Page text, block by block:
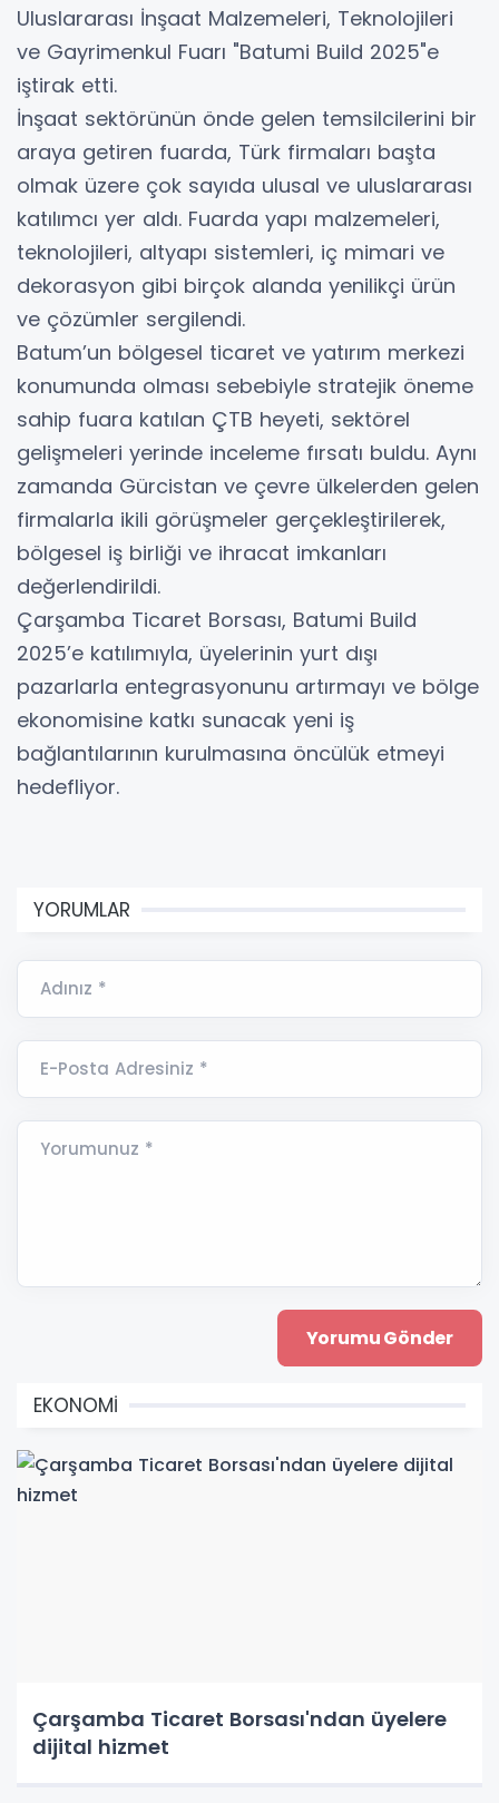
Uluslararası İnşaat Malzemeleri, Teknolojileri
ve Gayrimenkul Fuarı "Batumi Build 2025"e
iştirak etti.
İnşaat sektörünün önde gelen temsilcilerini bir
araya getiren fuarda, Türk firmaları başta
olmak üzere çok sayıda ulusal ve uluslararası
katılımcı yer aldı. Fuarda yapı malzemeleri,
teknolojileri, altyapı sistemleri, iç mimari ve
dekorasyon gibi birçok alanda yenilikçi ürün
ve çözümler sergilendi.
Batum’un bölgesel ticaret ve yatırım merkezi
konumunda olması sebebiyle stratejik öneme
sahip fuara katılan ÇTB heyeti, sektörel
gelişmeleri yerinde inceleme fırsatı buldu. Aynı
zamanda Gürcistan ve çevre ülkelerden gelen
firmalarla ikili görüşmeler gerçekleştirilerek,
bölgesel iş birliği ve ihracat imkanları
değerlendirildi.
Çarşamba Ticaret Borsası, Batumi Build
2025’e katılımıyla, üyelerinin yurt dışı
pazarlarla entegrasyonunu artırmayı ve bölge
ekonomisine katkı sunacak yeni iş
bağlantılarının kurulmasına öncülük etmeyi
hedefliyor.
YORUMLAR
Adınız *
E-Posta Adresiniz *
Yorumunuz *
EKONOMİ
Çarşamba Ticaret Borsası'ndan üyelere
dijital hizmet